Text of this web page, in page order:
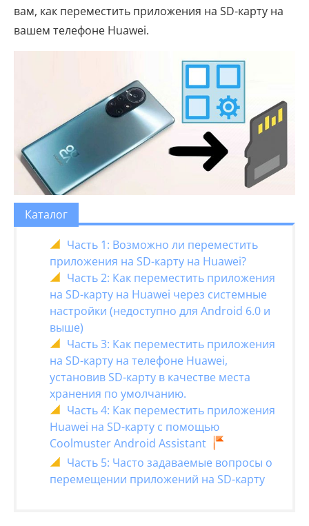
вам, как переместить приложения на SD-карту на
вашем телефоне Huawei.
Каталог
Часть 1: Возможно ли переместить
приложения на SD-карту на Huawei?
Часть 2: Как переместить приложения
на SD-карту на Huawei через системные
настройки (недоступно для Android 6.0 и
выше)
Часть 3: Как переместить приложения
на SD-карту на телефоне Huawei,
установив SD-карту в качестве места
хранения по умолчанию.
Часть 4: Как переместить приложения
Huawei на SD-карту с помощью
Coolmuster Android Assistant
Часть 5: Часто задаваемые вопросы о
перемещении приложений на SD-карту